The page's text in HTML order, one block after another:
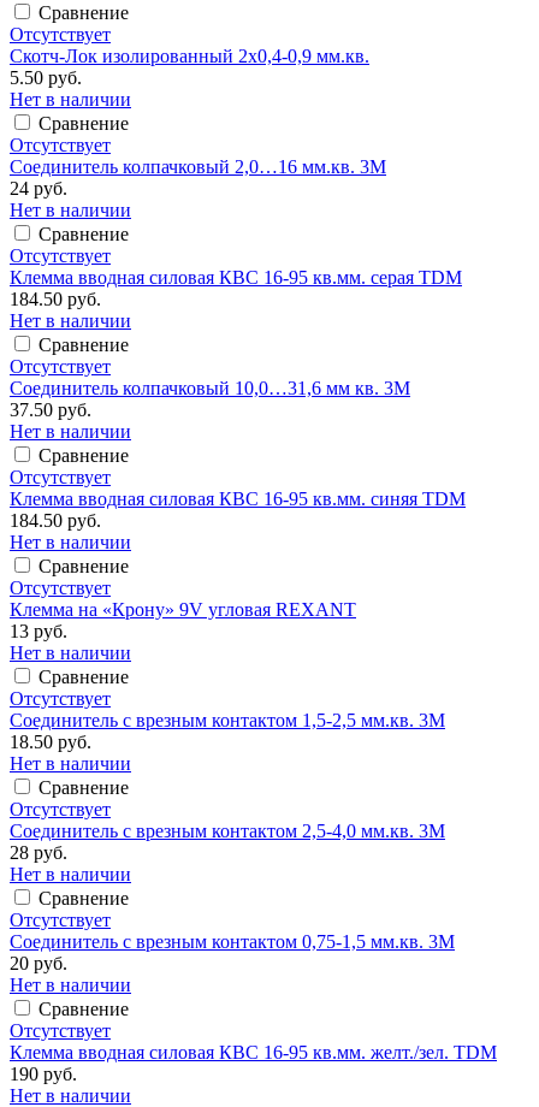
Сравнение
Отсутствует
Скотч-Лок изолированный 2х0,4-0,9 мм.кв.
5.50 руб.
Нет в наличии
Сравнение
Отсутствует
Соединитель колпачковый 2,0…16 мм.кв. 3М
24 руб.
Нет в наличии
Сравнение
Отсутствует
Клемма вводная силовая КВС 16-95 кв.мм. серая TDM
184.50 руб.
Нет в наличии
Сравнение
Отсутствует
Соединитель колпачковый 10,0…31,6 мм кв. 3М
37.50 руб.
Нет в наличии
Сравнение
Отсутствует
Клемма вводная силовая КВС 16-95 кв.мм. синяя TDM
184.50 руб.
Нет в наличии
Сравнение
Отсутствует
Клемма на «Крону» 9V угловая REXANT
13 руб.
Нет в наличии
Сравнение
Отсутствует
Соединитель с врезным контактом 1,5-2,5 мм.кв. 3М
18.50 руб.
Нет в наличии
Сравнение
Отсутствует
Соединитель с врезным контактом 2,5-4,0 мм.кв. 3М
28 руб.
Нет в наличии
Сравнение
Отсутствует
Соединитель с врезным контактом 0,75-1,5 мм.кв. 3М
20 руб.
Нет в наличии
Сравнение
Отсутствует
Клемма вводная силовая КВС 16-95 кв.мм. желт./зел. TDM
190 руб.
Нет в наличии